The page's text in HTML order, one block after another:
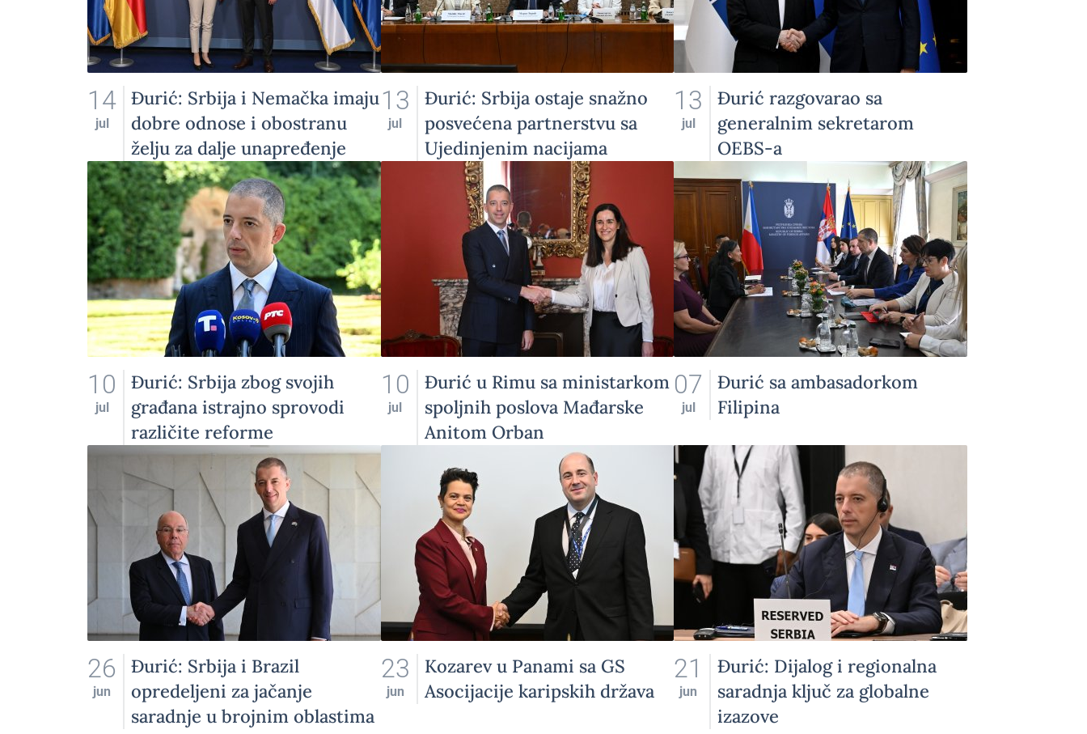
14
jul
Đurić: Srbija i Nemačka imaju
dobre odnose i obostranu
želju za dalje unapređenje
saradnje
13
jul
Đurić: Srbija ostaje snažno
posvećena partnerstvu sa
Ujedinjenim nacijama
13
jul
Đurić razgovarao sa
generalnim sekretarom
OEBS-a
10
jul
Đurić: Srbija zbog svojih
građana istrajno sprovodi
različite reforme
10
jul
Đurić u Rimu sa ministarkom
spoljnih poslova Mađarske
Anitom Orban
07
jul
Đurić sa ambasadorkom
Filipina
26
jun
Đurić: Srbija i Brazil
opredeljeni za jačanje
saradnje u brojnim oblastima
23
jun
Kozarev u Panami sa GS
Asocijacije karipskih država
21
jun
Đurić: Dijalog i regionalna
saradnja ključ za globalne
izazove